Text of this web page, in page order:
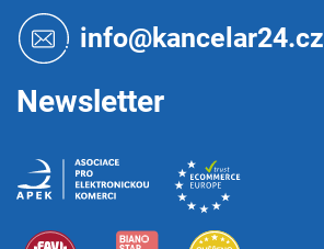
info@kancelar24.cz
Newsletter